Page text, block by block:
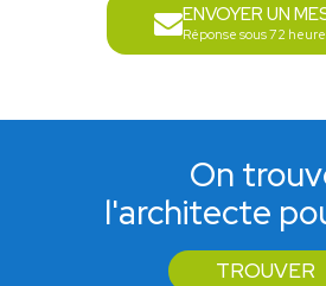
ENVOYER UN
Réponse sous 72
On
l'architecte
TROUVER